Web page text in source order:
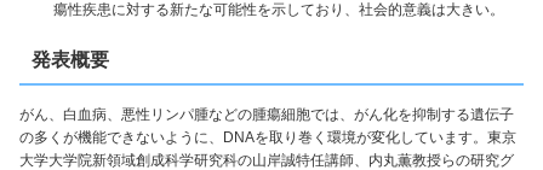
瘍性疾患に対する新たな可能性を示しており、社会的意義は大きい。
発表概要
がん、白血病、悪性リンパ腫などの腫瘍細胞では、がん化を抑制する遺伝子
の多くが機能できないように、DNAを取り巻く環境が変化しています。東京
大学大学院新領域創成科学研究科の山岸誠特任講師、内丸薫教授らの研究グ